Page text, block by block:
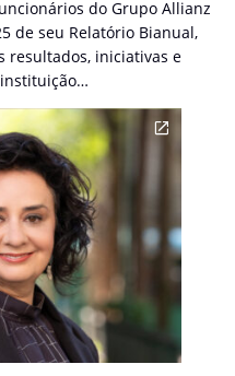
do Grupo Allianz
de seu Relatório Bianual,
resultados, iniciativas e